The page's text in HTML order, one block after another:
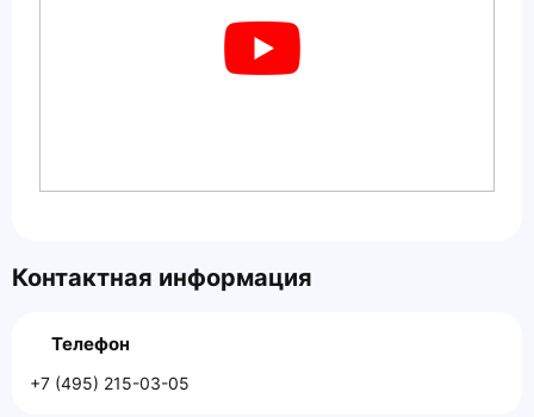
Контактная информация
Телефон
+7 (495) 215-03-05